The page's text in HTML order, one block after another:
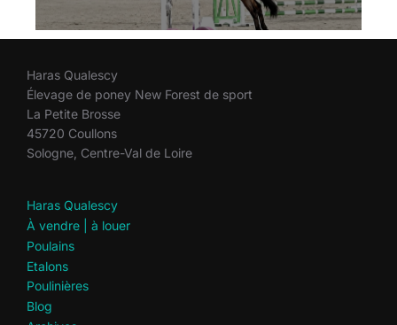
Haras Qualescy
Élevage de poney New Forest de sport
La Petite Brosse
45720 Coullons
Sologne, Centre-Val de Loire
Haras Qualescy
À vendre | à louer
Poulains
Etalons
Poulinières
Blog